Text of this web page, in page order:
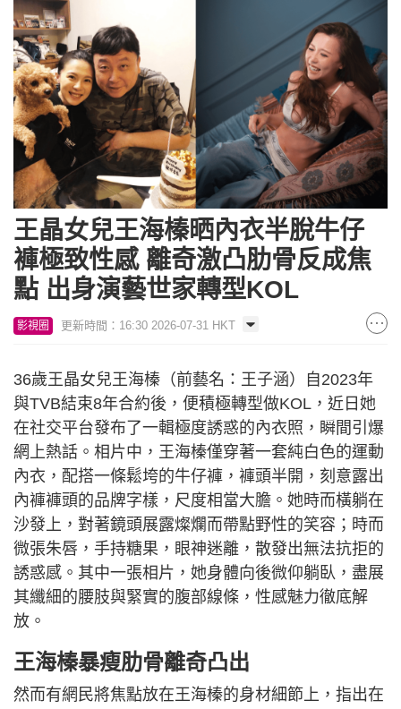
王晶女兒王海榛晒內衣半脫牛仔
褲極致性感 離奇激凸肋骨反成焦
點 出身演藝世家轉型KOL
影視圈 更新時間：16:30 2026-07-31 HKT
36歲王晶女兒王海榛（前藝名：王子涵）自2023年
與TVB結束8年合約後，便積極轉型做KOL，近日她
在社交平台發布了一輯極度誘惑的內衣照，瞬間引爆
網上熱話。相片中，王海榛僅穿著一套純白色的運動
內衣，配搭一條鬆垮的牛仔褲，褲頭半開，刻意露出
內褲褲頭的品牌字樣，尺度相當大膽。她時而橫躺在
沙發上，對著鏡頭展露燦爛而帶點野性的笑容；時而
微張朱唇，手持糖果，眼神迷離，散發出無法抗拒的
誘惑感。其中一張相片，她身體向後微仰躺臥，盡展
其纖細的腰肢與緊實的腹部線條，性感魅力徹底解
放。
王海榛暴瘦肋骨離奇凸出
然而有網民將焦點放在王海榛的身材細節上，指出在